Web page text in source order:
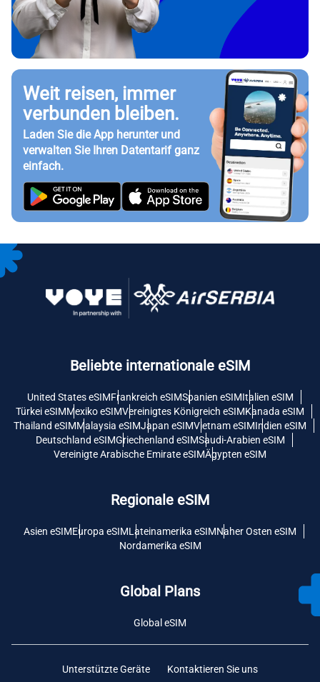
Weit reisen, immer
verbunden bleiben.
Laden Sie die App herunter und
verwalten Sie Ihren Datentarif ganz
einfach.
Beliebte internationale eSIM
United States eSIMFrankreich eSIMSpanien eSIMItalien eSIM
Türkei eSIMMexiko eSIMVereinigtes Königreich eSIMKanada eSIM
Thailand eSIMMalaysia eSIMJapan eSIMVietnam eSIMIndien eSIM
Deutschland eSIMGriechenland eSIMSaudi-Arabien eSIM
Vereinigte Arabische Emirate eSIMÄgypten eSIM
Regionale eSIM
Asien eSIMEuropa eSIMLateinamerika eSIMNaher Osten eSIM
Nordamerika eSIM
Global Plans
Global eSIM
Unterstützte Geräte Kontaktieren Sie uns